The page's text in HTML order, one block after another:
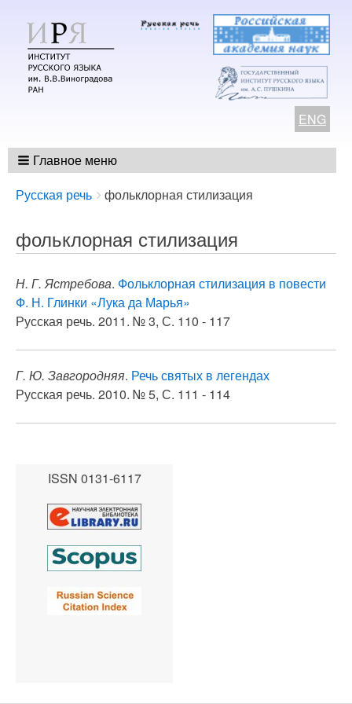
ENG
Главное меню
Breadcrumbs
You
here:
Русская речь фольклорная стилизация
фольклорная стилизация
Н. Г. Ястребова. Фольклорная стилизация в повести
Ф. Н. Глинки «Лука да Марья»
Русская речь. 2011. № 3, С. 110 - 117
Г. Ю. Завгородняя. Речь святых в легендах
Русская речь. 2010. № 5, С. 111 - 114
ISSN 0131-6117